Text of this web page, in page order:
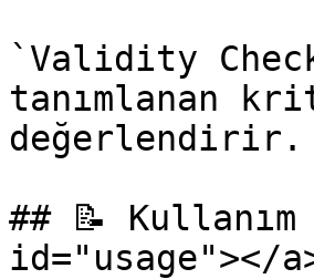
`Validity
tanımlanan
değerlendirir.
## 📝
id="usage"></